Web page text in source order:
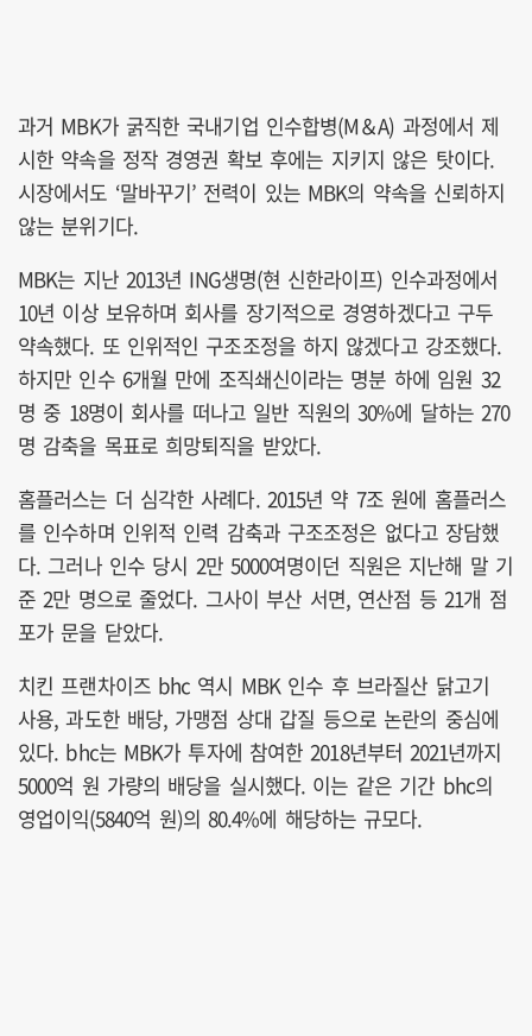
과거 MBK가 굵직한 국내기업 인수합병(M＆A) 과정에서 제
시한 약속을 정작 경영권 확보 후에는 지키지 않은 탓이다.
시장에서도 ‘말바꾸기’ 전력이 있는 MBK의 약속을 신뢰하지
않는 분위기다.
MBK는 지난 2013년 ING생명(현 신한라이프) 인수과정에서
10년 이상 보유하며 회사를 장기적으로 경영하겠다고 구두
약속했다. 또 인위적인 구조조정을 하지 않겠다고 강조했다.
하지만 인수 6개월 만에 조직쇄신이라는 명분 하에 임원 32
명 중 18명이 회사를 떠나고 일반 직원의 30%에 달하는 270
명 감축을 목표로 희망퇴직을 받았다.
홈플러스는 더 심각한 사례다. 2015년 약 7조 원에 홈플러스
를 인수하며 인위적 인력 감축과 구조조정은 없다고 장담했
다. 그러나 인수 당시 2만 5000여명이던 직원은 지난해 말 기
준 2만 명으로 줄었다. 그사이 부산 서면, 연산점 등 21개 점
포가 문을 닫았다.
치킨 프랜차이즈 bhc 역시 MBK 인수 후 브라질산 닭고기
사용, 과도한 배당, 가맹점 상대 갑질 등으로 논란의 중심에
있다. bhc는 MBK가 투자에 참여한 2018년부터 2021년까지
5000억 원 가량의 배당을 실시했다. 이는 같은 기간 bhc의
영업이익(5840억 원)의 80.4%에 해당하는 규모다.